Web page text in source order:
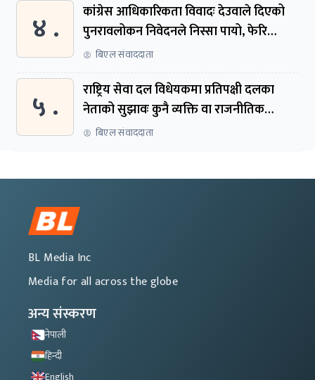
४ .
कांग्रेस आधिकारिकता विवादः देउवाले दिएको
पुनरावलोकन निवेदनले निस्सा पायो, फेरि
सुरुदेखि सुनुवाइ हुने
बिएल संवाददाता
५ .
राष्ट्रिय सेवा दल विधेयकमा प्रतिपक्षी दलका
नेताको सुझावः कुनै व्यक्ति वा राजनीतिक
नेतृत्वबाट निर्देशित हुने संस्था नबनोस्
बिएल संवाददाता
BL Media Inc
Media for all across the globe
अन्य संस्करण
नेपाली
हिन्दी
English